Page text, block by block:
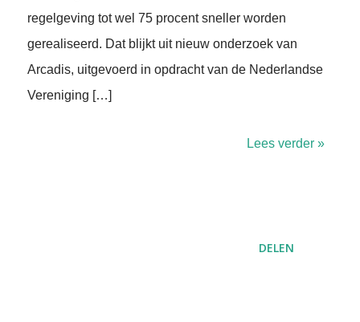
regelgeving tot wel 75 procent sneller worden
gerealiseerd. Dat blijkt uit nieuw onderzoek van
Arcadis, uitgevoerd in opdracht van de Nederlandse
Vereniging […]
Lees verder »
DELEN